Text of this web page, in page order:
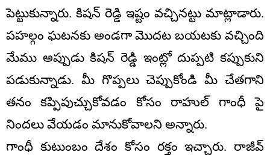
పెట్టుకున్నారు. కిషన్ రెడ్డి ఇష్టం వచ్చినట్టు మాట్లాడారు.
పహల్గం ఘటనకు అండగా మొదట బయటకు వచ్చింది
మేము అప్పుడు కిషన్ రెడ్డి ఇంట్లో దుప్పటి కప్పుకుని
పడుకున్నాడు. మీ గొప్పలు చెప్పుకోండి మీ చేతగాని
తనం కప్పిపుచ్చుకోవడం కోసం రాహుల్ గాంధీ పై
నిందలు వేయడం మానుకోవాలని అన్నారు.
గాంధీ కుటుంబం దేశం కోసం రక్తం ఇచ్చారు. రాజీవ్